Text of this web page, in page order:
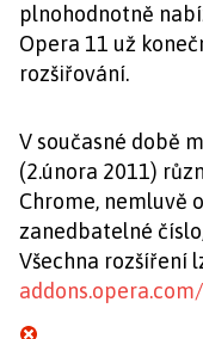
plnohodnotně
Opera 11 už
rozšiřování.
V současné době
(2.února 2011)
Chrome, nemluvě
zanedbatelné
Všechna rozšíření